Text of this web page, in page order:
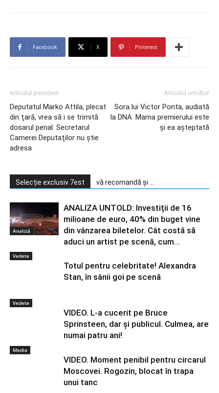
Facebook X Pinterest
Articolul precedent
Deputatul Marko Attila, plecat
din ţară, vrea să i se trimită
dosarul penal. Secretarul
Camerei Deputaţilor nu ştie
adresa
Articolul următor
Sora lui Victor Ponta, audiată
la DNA. Mama premierului este
şi ea aşteptată
Selecție exclusiv 7est vă recomandă și ...
Analiză
ANALIZA UNTOLD: Investiții de 16
milioane de euro, 40% din buget vine
din vânzarea biletelor. Cât costă să
aduci un artist pe scenă, cum...
Vedete
Totul pentru celebritate! Alexandra
Stan, în sânii goi pe scenă
Vedete
VIDEO. L-a cucerit pe Bruce
Sprinsteen, dar și publicul. Culmea, are
numai patru ani!
Media
VIDEO. Moment penibil pentru circarul
Moscovei. Rogozin, blocat în trapa
unui tanc